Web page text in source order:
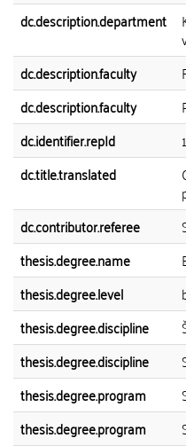
dc.description.department
dc.description.faculty
dc.description.faculty
dc.identifier.repId
dc.title.translated
dc.contributor.referee
thesis.degree.name
thesis.degree.level
thesis.degree.discipline
thesis.degree.discipline
thesis.degree.program
thesis.degree.program